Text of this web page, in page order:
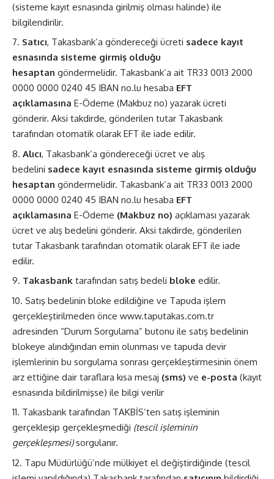
(sisteme kayıt esnasında girilmiş olması halinde) ile
bilgilendirilir.
Satıcı, Takasbank’a göndereceği ücreti sadece kayıt
esnasında sisteme girmiş olduğu
hesaptan göndermelidir. Takasbank’a ait TR33 0013 2000
0000 0000 0240 45 IBAN no.lu hesaba EFT
açıklamasına E-Ödeme (Makbuz no) yazarak ücreti
gönderir. Aksi takdirde, gönderilen tutar Takasbank
tarafından otomatik olarak EFT ile iade edilir.
Alıcı, Takasbank’a göndereceği ücret ve alış
bedelini sadece kayıt esnasında sisteme girmiş olduğu
hesaptan göndermelidir. Takasbank’a ait TR33 0013 2000
0000 0000 0240 45 IBAN no.lu hesaba EFT
açıklamasına E-Ödeme (Makbuz no) açıklaması yazarak
ücret ve alış bedelini gönderir. Aksi takdirde, gönderilen
tutar Takasbank tarafından otomatik olarak EFT ile iade
edilir.
Takasbank tarafından satış bedeli bloke edilir.
Satış bedelinin bloke edildiğine ve Tapuda işlem
gerçekleştirilmeden önce www.taputakas.com.tr
adresinden “Durum Sorgulama” butonu ile satış bedelinin
blokeye alındığından emin olunması ve tapuda devir
işlemlerinin bu sorgulama sonrası gerçekleştirmesinin önem
arz ettiğine dair taraflara kısa mesaj (sms) ve e-posta (kayıt
esnasında bildirilmişse) ile bilgi verilir
Takasbank tarafından TAKBİS’ten satış işleminin
gerçekleşip gerçekleşmediği (tescil işleminin
gerçekleşmesi)sorgulanır.
Tapu Müdürlüğü’nde mülkiyet el değiştirdiğinde (tescil